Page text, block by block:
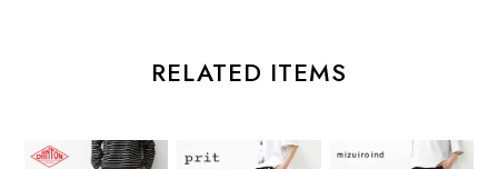
RELATED ITEMS